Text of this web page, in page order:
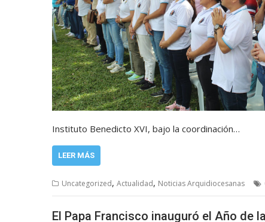
Instituto Benedicto XVI, bajo la coordinación…
LEER MÁS
Uncategorized, Actualidad, Noticias Arquidiocesanas
El Papa Francisco inauguró el Año de